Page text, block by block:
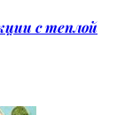
с теплой